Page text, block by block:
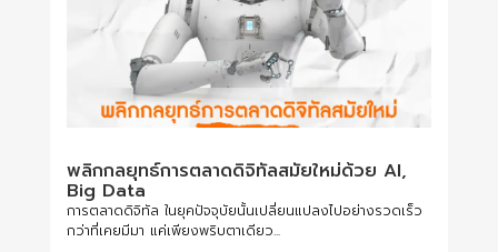
พลิกกลยุทธ์การตลาดดิจิทัลสมัยใหม่ด้วย AI,
Big Data
การตลาดดิจิทัล ในยุคปัจจุบัยนั้นเปลี่ยนแปลงไปอย่างรวดเร็ว
กว่าที่เคยมีมา แค่เพียงพริบตาเดียว...